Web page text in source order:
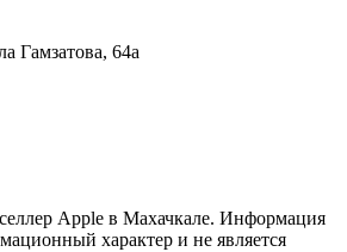
Гамзатова, 64а
Apple в Махачкале. Информация
характер и не является